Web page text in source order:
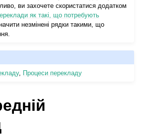
ви захочете скористатися додатком
як такі, що потребують
незмінені рядки такими, що
, Процеси перекладу